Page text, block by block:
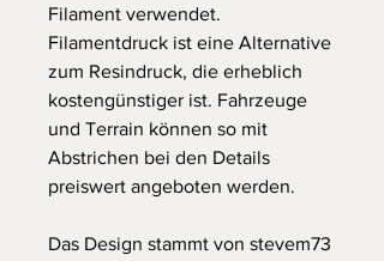
Filament verwendet.
Filamentdruck ist eine Alternative
zum Resindruck, die erheblich
kostengünstiger ist. Fahrzeuge
und Terrain können so mit
Abstrichen bei den Details
preiswert angeboten werden.
Das Design stammt von stevem73